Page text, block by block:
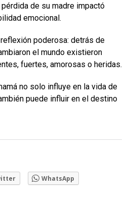
de su madre impactó
emocional.
poderosa: detrás de
el mundo existieron
fuertes, amorosas o heridas.
no solo influye en la vida de
puede influir en el destino
WhatsApp